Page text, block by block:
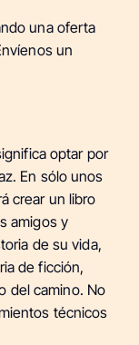
una oferta
un
optar por
En sólo unos
crear un libro
amigos y
de su vida,
de ficción,
del camino. No
técnicos